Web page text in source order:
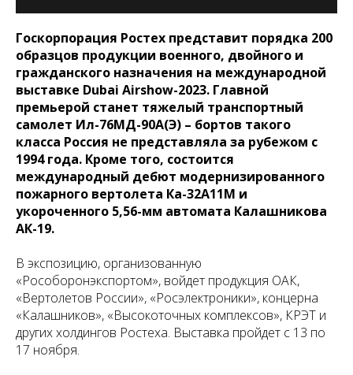
Госкорпорация Ростех представит порядка 200
образцов продукции военного, двойного и
гражданского назначения на международной
выставке Dubai Airshow-2023. Главной
премьерой станет тяжелый транспортный
самолет Ил-76МД-90А(Э) – бортов такого
класса Россия не представляла за рубежом с
1994 года. Кроме того, состоится
международный дебют модернизированного
пожарного вертолета Ка-32А11М и
укороченного 5,56-мм автомата Калашникова
АК-19.
В экспозицию, организованную
«Рособоронэкспортом», войдет продукция ОАК,
«Вертолетов России», «Росэлектроники», концерна
«Калашников», «Высокоточных комплексов», КРЭТ и
других холдингов Ростеха. Выставка пройдет с 13 по
17 ноября.